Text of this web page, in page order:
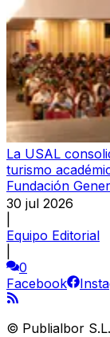
La USAL
turismo
Fundación
30 jul 2026
Equipo Editorial
0
Facebook
© Publialbor S.L.